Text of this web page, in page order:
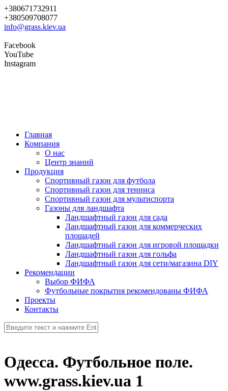
+380671732911
+380509708077
info@grass.kiev.ua
Facebook
YouTube
Instagram
Главная
Компания
О нас
Центр знаний
Продукция
Cпортивный газон для футбола
Cпортивный газон для тенниса
Cпортивный газон для мультиспорта
Газоны для ландшафта
Ландшафтный газон для сада
Ландшафтный газон для коммерческих
площадей
Ландшафтный газон для игровой площадки
Ландшафтный газон для гольфа
Ландшафтный газон для сети/магазина DIY
Рекомендации
Выбор ФИФА
Футбольные покрытия рекомендованы ФИФА
Проекты
Контакты
Одесса. Футбольное поле.
www.grass.kiev.ua 1